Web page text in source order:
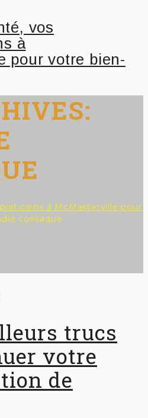
à McMasterville pour
coeliaque
trucs
votre
de